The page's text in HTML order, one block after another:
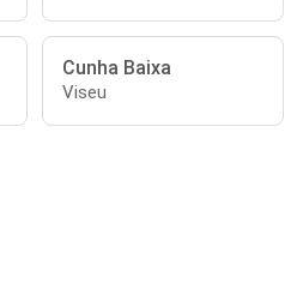
Cunha Baixa
Viseu